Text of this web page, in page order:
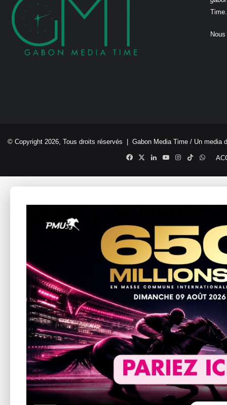
Time.
© Copyright 2026, Tous droits réservés | Gabon Media Time / Un media
Facebook
X LinkedinYouTubeInstagram
TikTok